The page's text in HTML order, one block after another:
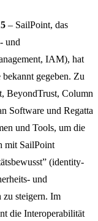
– SailPoint, das
und
IAM), hat
gegeben. Zu
BeyondTrust, Column
Software und Regatta
und Tools, um die
mit SailPoint
(identity-
und
zu steigern. Im
die Interoperabilität